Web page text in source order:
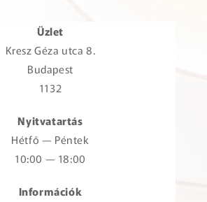
Üzlet
Kresz Géza utca 8.
Budapest
1132
Nyitvatartás
Hétfő — Péntek
10:00 — 18:00
Információk